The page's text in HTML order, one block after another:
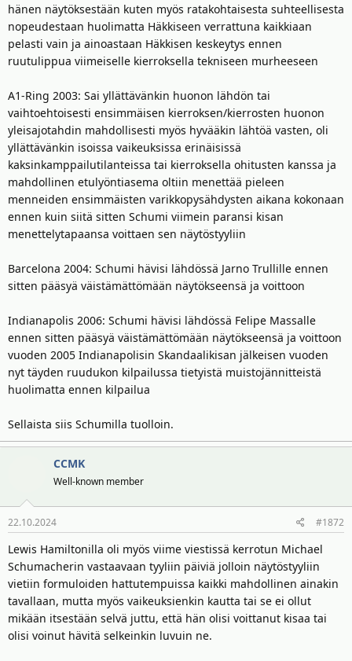
hänen näytöksestään kuten myös ratakohtaisesta suhteellisesta
nopeudestaan huolimatta Häkkiseen verrattuna kaikkiaan
pelasti vain ja ainoastaan Häkkisen keskeytys ennen
ruutulippua viimeiselle kierroksella tekniseen murheeseen
A1-Ring 2003: Sai yllättävänkin huonon lähdön tai
vaihtoehtoisesti ensimmäisen kierroksen/kierrosten huonon
yleisajotahdin mahdollisesti myös hyvääkin lähtöä vasten, oli
yllättävänkin isoissa vaikeuksissa erinäisissä
kaksinkamppailutilanteissa tai kierroksella ohitusten kanssa ja
mahdollinen etulyöntiasema oltiin menettää pieleen
menneiden ensimmäisten varikkopysähdysten aikana kokonaan
ennen kuin siitä sitten Schumi viimein paransi kisan
menettelytapaansa voittaen sen näytöstyyliin
Barcelona 2004: Schumi hävisi lähdössä Jarno Trullille ennen
sitten pääsyä väistämättömään näytökseensä ja voittoon
Indianapolis 2006: Schumi hävisi lähdössä Felipe Massalle
ennen sitten pääsyä väistämättömään näytökseensä ja voittoon
vuoden 2005 Indianapolisin Skandaalikisan jälkeisen vuoden
nyt täyden ruudukon kilpailussa tietyistä muistojännitteistä
huolimatta ennen kilpailua
Sellaista siis Schumilla tuolloin.
CCMK
Well-known member
22.10.2024 #1872
Lewis Hamiltonilla oli myös viime viestissä kerrotun Michael
Schumacherin vastaavaan tyyliin päiviä jolloin näytöstyyliin
vietiin formuloiden hattutempuissa kaikki mahdollinen ainakin
tavallaan, mutta myös vaikeuksienkin kautta tai se ei ollut
mikään itsestään selvä juttu, että hän olisi voittanut kisaa tai
olisi voinut hävitä selkeinkin luvuin ne.